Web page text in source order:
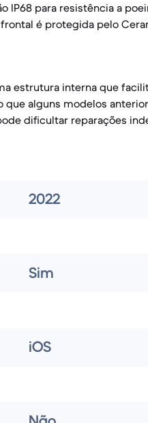
IP68 para resistência a
é protegida pelo
estrutura interna que
alguns modelos
dificultar reparações
2022
Sim
iOS